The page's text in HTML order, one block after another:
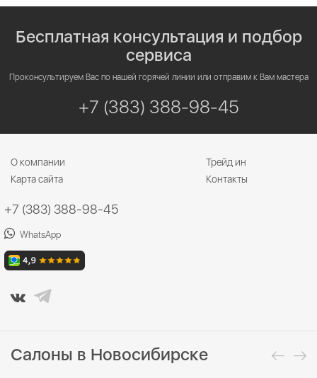
Бесплатная консультация и подбор
сервиса
Проконсультируем Вас по нашей горячей линии или отправим к Вам мастера
+7 (383) 388-98-45
О компании
Трейд ин
Карта сайта
Контакты
+7 (383) 388-98-45
WhatsApp
Салоны в Новосибирске